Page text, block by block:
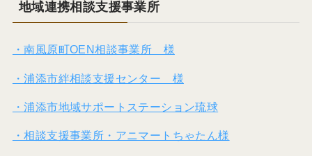
地域連携相談支援事業所
・南風原町OEN相談事業所 様
・浦添市絆相談支援センター 様
・浦添市地域サポートステーション琉球
・相談支援事業所・アニマートちゃたん様